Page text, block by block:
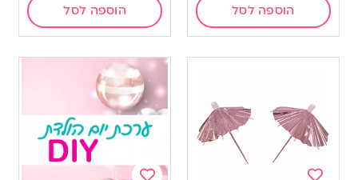
הוספה לסל הוספה לסל